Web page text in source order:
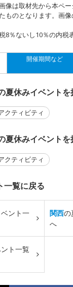
像は取材先から本ペ
ものとなります。画
％ないし10％の内税
開催期間など
夏休みイベントを
クティビティ
夏休みイベントを
クティビティ
一覧に戻る
ント一
関西の
へ
ト一覧